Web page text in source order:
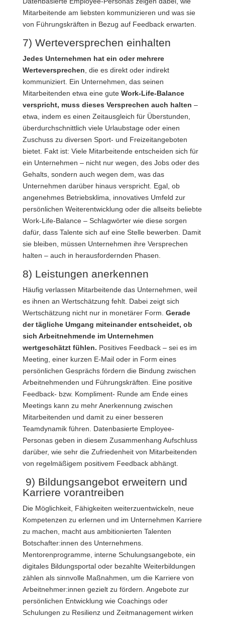
Mitarbeitende am liebsten kommunizieren und was sie
von Führungskräften in Bezug auf Feedback erwarten.
7) Werteversprechen einhalten
Jedes Unternehmen hat ein oder mehrere
Werteversprechen , die es direkt oder indirekt
kommuniziert. Ein Unternehmen, das seinen
Mitarbeitenden etwa eine gute Work-Life-Balance
verspricht, muss dieses Versprechen auch halten –
etwa, indem es einen Zeitausgleich für Überstunden,
überdurchschnittlich viele Urlaubstage oder einen
Zuschuss zu diversen Sport- und Freizeitangeboten
bietet. Fakt ist: Viele Mitarbeitende entscheiden sich für
ein Unternehmen – nicht nur wegen, des Jobs oder des
Gehalts, sondern auch wegen dem, was das
Unternehmen darüber hinaus verspricht. Egal, ob
angenehmes Betriebsklima, innovatives Umfeld zur
persönlichen Weiterentwicklung oder die allseits beliebte
Work-Life-Balance – Schlagwörter wie diese sorgen
dafür, dass Talente sich auf eine Stelle bewerben. Damit
sie bleiben, müssen Unternehmen ihre Versprechen
halten – auch in herausfordernden Phasen.
8) Leistungen anerkennen
Häufig verlassen Mitarbeitende das Unternehmen, weil
es ihnen an Wertschätzung fehlt. Dabei zeigt sich
Wertschätzung nicht nur in monetärer Form. Gerade
der tägliche Umgang miteinander entscheidet, ob
sich Arbeitnehmende im Unternehmen
wertgeschätzt fühlen. Positives Feedback – sei es im
Meeting, einer kurzen E-Mail oder in Form eines
persönlichen Gesprächs fördern die Bindung zwischen
Arbeitnehmenden und Führungskräften. Eine positive
Feedback- bzw. Kompliment- Runde am Ende eines
Meetings kann zu mehr Anerkennung zwischen
Mitarbeitenden und damit zu einer besseren
Teamdynamik führen. Datenbasierte Employee-
Personas geben in diesem Zusammenhang Aufschluss
darüber, wie sehr die Zufriedenheit von Mitarbeitenden
von regelmäßigem positivem Feedback abhängt.
9) Bildungsangebot erweitern und
Karriere vorantreiben
Die Möglichkeit, Fähigkeiten weiterzuentwickeln, neue
Kompetenzen zu erlernen und im Unternehmen Karriere
zu machen, macht aus ambitionierten Talenten
Botschafter:innen des Unternehmens.
Mentorenprogramme, interne Schulungsangebote, ein
digitales Bildungsportal oder bezahlte Weiterbildungen
zählen als sinnvolle Maßnahmen, um die Karriere von
Arbeitnehmer:innen gezielt zu fördern. Angebote zur
persönlichen Entwicklung wie Coachings oder
Schulungen zu Resilienz und Zeitmanagement wirken